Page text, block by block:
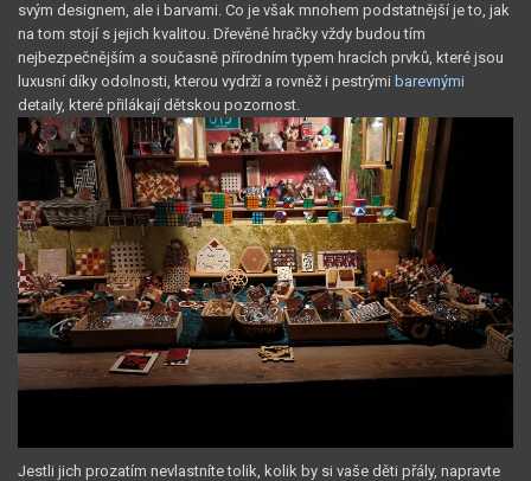
svým designem, ale i barvami. Co je však mnohem podstatnější je to, jak
na tom stojí s jejich kvalitou. Dřevěné hračky vždy budou tím
nejbezpečnějším a současně přírodním typem hracích prvků, které jsou
luxusní díky odolnosti, kterou vydrží a rovněž i pestrými barevnými
detaily, které přilákají dětskou pozornost.
Jestli jich prozatím nevlastníte tolik, kolik by si vaše děti přály, napravte